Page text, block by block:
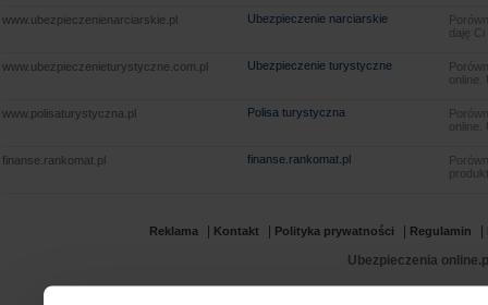
www.ubezpieczenienarciarskie.pl Ubezpieczenie narciarskie
daję
www.ubezpieczenieturystyczne.com.pl Ubezpieczenie turystyczne
www.polisaturystyczna.pl Polisa turystyczna
finanse.rankomat.pl finanse.rankomat.pl
Reklama Kontakt Polityka prywatności Regulamin
Ubezpieczenia